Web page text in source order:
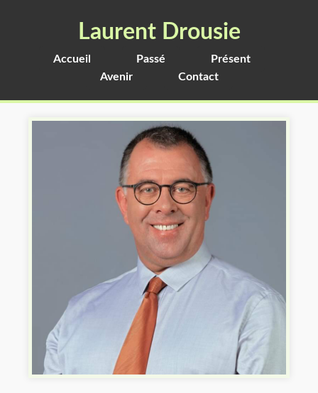
Laurent Drousie
Accueil Passé
Présent
Avenir
Contact